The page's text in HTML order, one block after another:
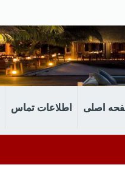
اصلی اطلاعات تماس